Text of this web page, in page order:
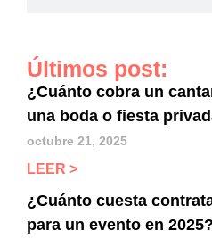
Últimos post:
¿Cuánto cobra un
una boda o fiesta
octubre 21, 2025
LEER >
¿Cuánto cuesta
para un evento en